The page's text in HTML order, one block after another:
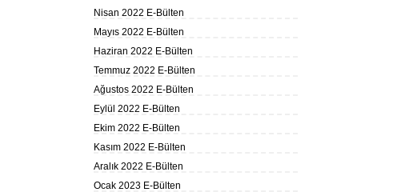
Nisan 2022 E-Bülten
Mayıs 2022 E-Bülten
Haziran 2022 E-Bülten
Temmuz 2022 E-Bülten
Ağustos 2022 E-Bülten
Eylül 2022 E-Bülten
Ekim 2022 E-Bülten
Kasım 2022 E-Bülten
Aralık 2022 E-Bülten
Ocak 2023 E-Bülten